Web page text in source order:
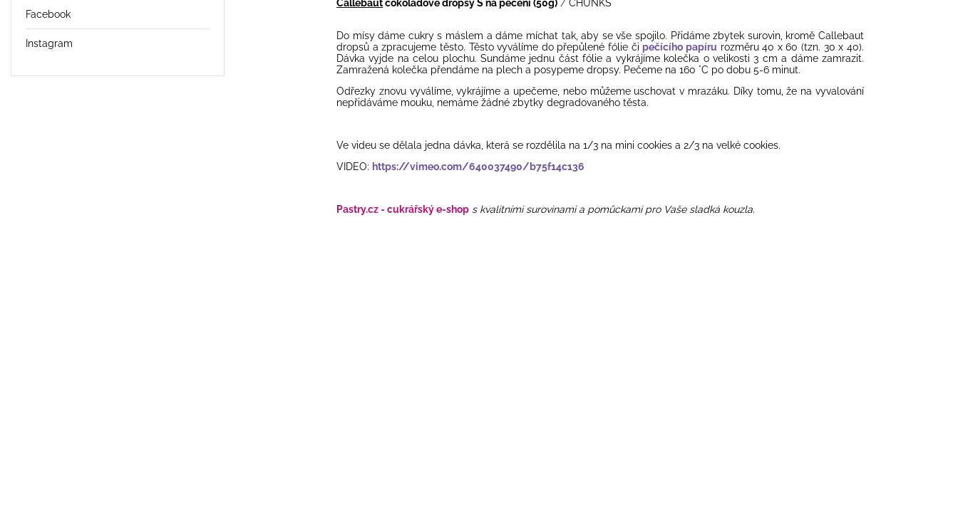
Facebook
Instagram
Callebautčokoládové dropsy S na pečení (50g) / CHUNKS
Do mísy dáme cukry s máslem a dáme míchat tak, aby se vše spojilo. Přidáme zbytek surovin, kromě Callebaut
dropsů a zpracujeme těsto. Těsto vyválíme do přepůlené fólie čipečícího papíru rozměru 40 x 60 (tzn. 30 x 40).
Dávka vyjde na celou plochu. Sundáme jednu část fólie a vykrájíme kolečka o velikosti 3 cm a dáme zamrazit.
Zamražená kolečka přendáme na plech a posypeme dropsy. Pečeme na 160 °C po dobu 5-6 minut.
Odřezky znovu vyválíme, vykrájíme a upečeme, nebo můžeme uschovat v mrazáku. Díky tomu, že na vyvalování
nepřidáváme mouku, nemáme žádné zbytky degradovaného těsta.
Ve videu se dělala jedna dávka, která se rozdělila na 1/3 na mini cookies a 2/3 na velké cookies.
VIDEO: https://vimeo.com/640037490/b75f14c136
Pastry.cz - cukrářský e-shop s kvalitními surovinami a pomůckami pro Vaše sladká kouzla.